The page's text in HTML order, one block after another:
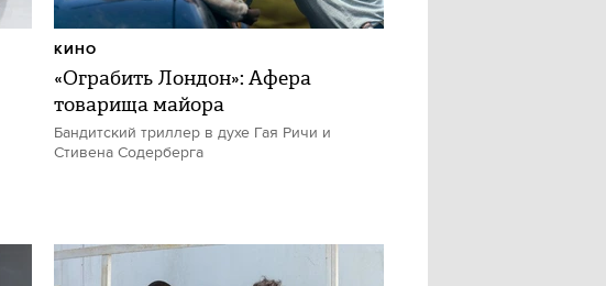
«Ограбить Лондон»: Афера
товарища майора
Бандитский триллер в духе Гая Ричи и
Стивена Содерберга
КИНО